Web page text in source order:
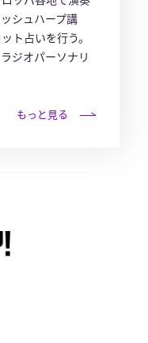
シュハープ講
ト占いを行う。
ジオパーソナリ
もっと見る